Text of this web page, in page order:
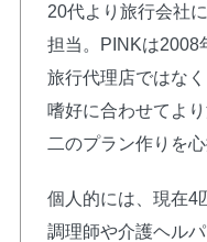
20代より旅行会社
担当。PINKは2008
旅行代理店ではな
嗜好に合わせてよ
二のプラン作りを
個人的には、現在4
調理師や介護ヘル